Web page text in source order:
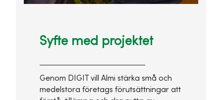
Syfte med projektet
Genom DIGIT vill Almi stärka små och
medelstora företags förutsättningar att